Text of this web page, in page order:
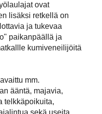
ovat
lisäksi retkellä on
ja tukevaa
paikanpäällä ja
kumiveneilijöitä
mm.
ääntä, majavia,
telkkäpoikuita,
sekä useita